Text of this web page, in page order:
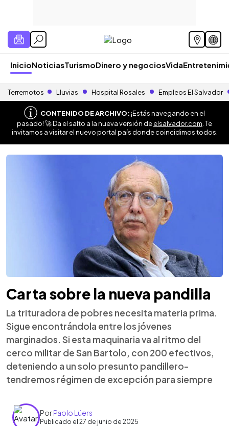
InicioNoticiasTurismoDinero y negociosVida
Terremotos Lluvias Hospital Rosales Empleos El Salvador
CONTENIDO DE ARCHIVO:¡Estás navegando en el
pasado! 🚀 Da el salto a la nueva versión deelsalvador.com . Te
invitamos a visitar el nuevo portal país donde coincidimos todos.
Carta sobre la nueva pandilla
La trituradora de pobres necesita materia prima.
Sigue encontrándola entre los jóvenes
marginados. Si esta maquinaria va al ritmo del
cerco militar de San Bartolo, con 200 efectivos,
deteniendo a un solo presunto pandillero-
tendremos régimen de excepción para siempre
PorPaolo Lüers
Publicado el 27 de junio de 2025